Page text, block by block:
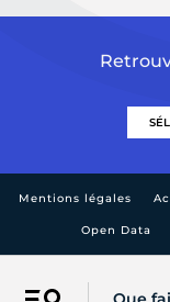
Mentions légales
Open Data